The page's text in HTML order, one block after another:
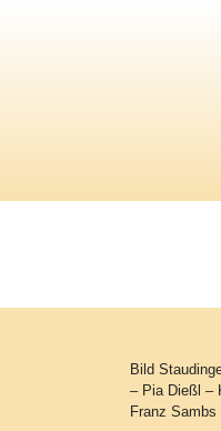
Bild
– Pia Dießl –
Franz